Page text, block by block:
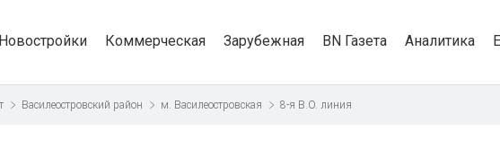
Новостройки Коммерческая Зарубежная BN Газета Аналитика
Василеостровский район м. Василеостровская 8-я В.О. линия